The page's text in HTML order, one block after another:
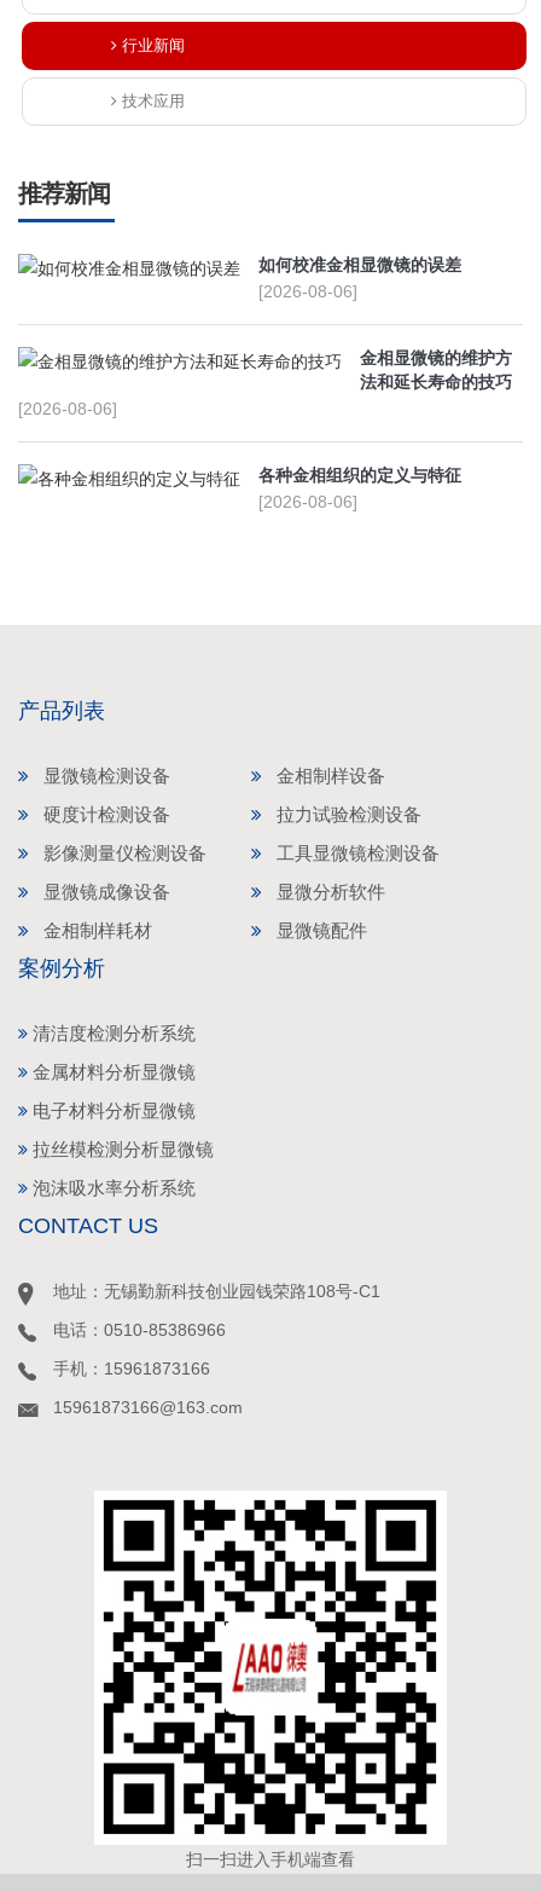
行业新闻
技术应用
推荐新闻
如何校准金相显微镜的误差
[2026-08-06]
金相显微镜的维护方
法和延长寿命的技巧
[2026-08-06]
各种金相组织的定义与特征
[2026-08-06]
产品列表
显微镜检测设备
金相制样设备
硬度计检测设备
拉力试验检测设备
影像测量仪检测设备
工具显微镜检测设备
显微镜成像设备
显微分析软件
金相制样耗材
显微镜配件
案例分析
清洁度检测分析系统
金属材料分析显微镜
电子材料分析显微镜
拉丝模检测分析显微镜
泡沫吸水率分析系统
CONTACT US
地址：无锡勤新科技创业园钱荣路108号-C1
电话：0510-85386966
手机：15961873166
15961873166@163.com
扫一扫进入手机端查看